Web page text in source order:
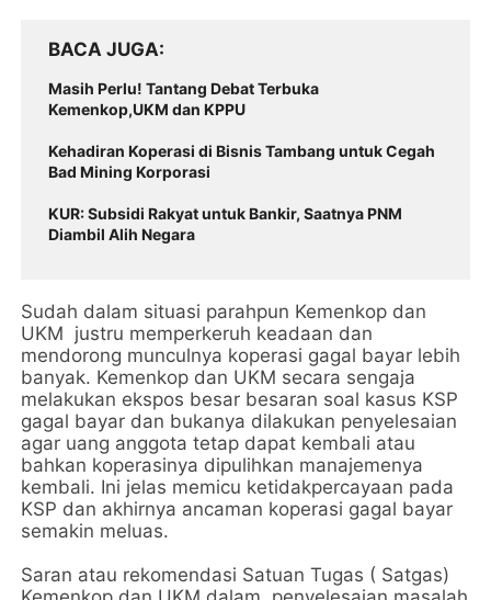
BACA JUGA
Masih Perlu! Tantang Debat Terbuka
Kemenkop,UKM dan KPPU
Kehadiran Koperasi di Bisnis Tambang untuk Cegah
Bad Mining Korporasi
KUR: Subsidi Rakyat untuk Bankir, Saatnya PNM
Diambil Alih Negara
Sudah dalam situasi parahpun Kemenkop dan
UKM justru memperkeruh keadaan dan
mendorong munculnya koperasi gagal bayar lebih
banyak. Kemenkop dan UKM secara sengaja
melakukan ekspos besar besaran soal kasus KSP
gagal bayar dan bukanya dilakukan penyelesaian
agar uang anggota tetap dapat kembali atau
bahkan koperasinya dipulihkan manajemenya
kembali. Ini jelas memicu ketidakpercayaan pada
KSP dan akhirnya ancaman koperasi gagal bayar
semakin meluas.
Saran atau rekomendasi Satuan Tugas ( Satgas)